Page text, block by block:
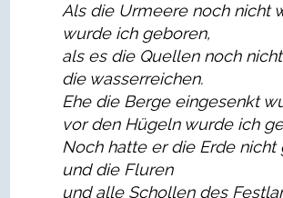
Als die Urmeere noch nicht
wurde ich geboren,
als es die Quellen noch
die wasserreichen.
Ehe die Berge eingesenkt
vor den Hügeln wurde ich
Noch hatte er die Erde nicht
und die Fluren
und alle Schollen des